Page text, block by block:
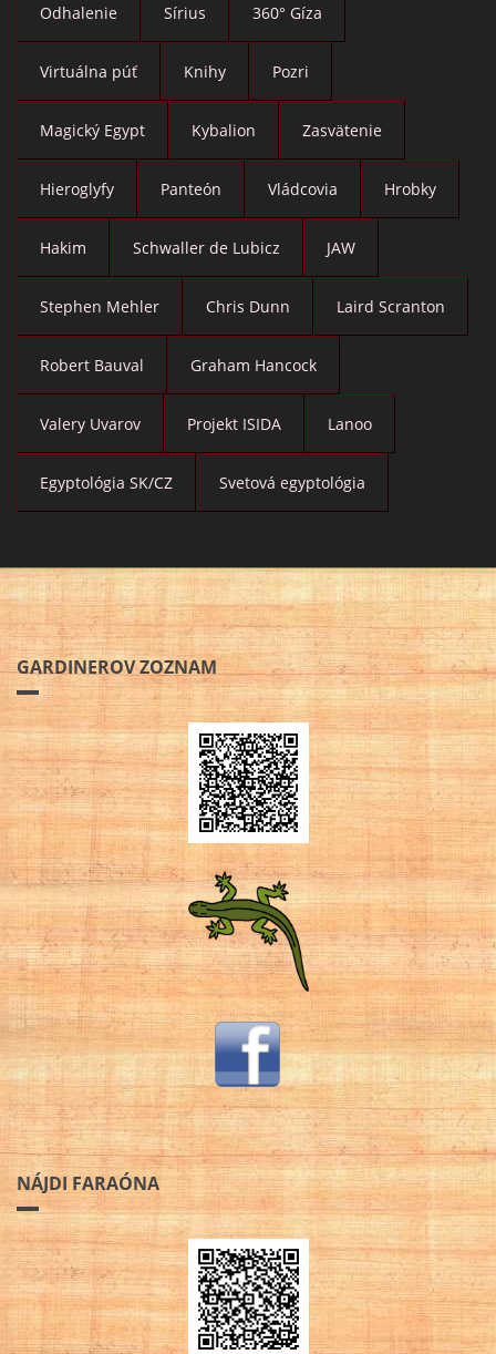
Odhalenie Sírius 360° Gíza
Virtuálna púť Knihy Pozri
Magický Egypt Kybalion Zasvätenie
Hieroglyfy Panteón Vládcovia Hrobky
Hakim Schwaller de Lubicz JAW
Stephen Mehler Chris Dunn Laird Scranton
Robert Bauval Graham Hancock
Valery Uvarov Projekt ISIDA Lanoo
Egyptológia SK/CZ Svetová egyptológia
GARDINEROV ZOZNAM
NÁJDI FARAÓNA